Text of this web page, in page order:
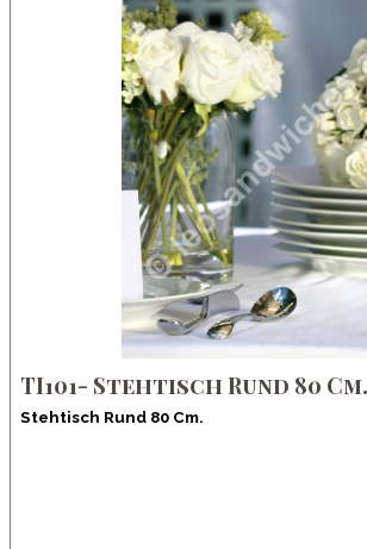
TI101- Stehtisch Rund 80
Stehtisch Rund 80 Cm.